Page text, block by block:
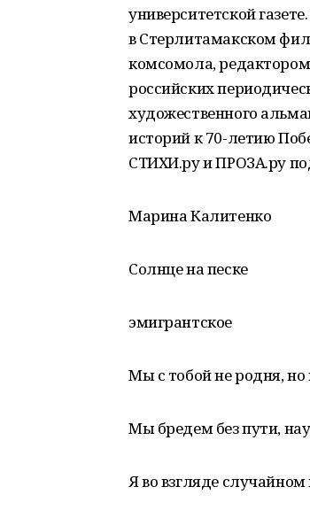
университетской
в Стерлитамакском
комсомола, редактором
российских
художественного
историй к 70-летию
СТИХИ.ру и ПРОЗА.ру
Марина Калитенко
Солнце на песке
эмигрантское
Мы с тобой не родня, но
Мы бредем без пути,
Я во взгляде